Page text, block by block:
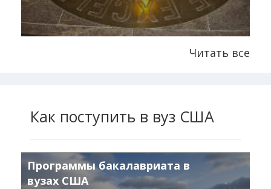
Читать все
Как поступить в вуз США
Программы бакалавриата в
вузах США